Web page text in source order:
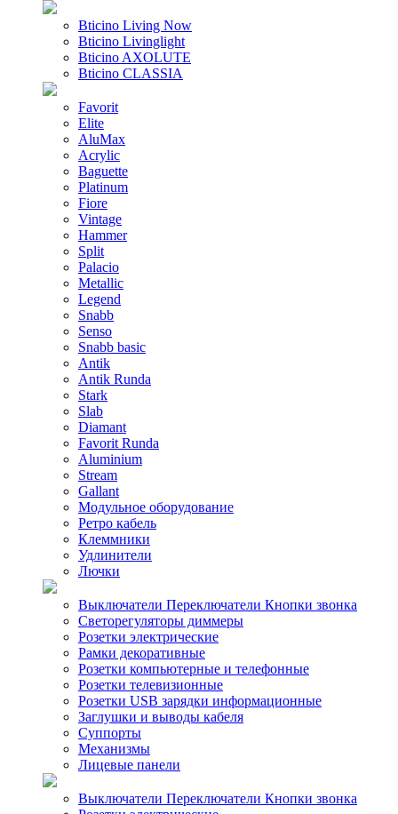
Bticino Living Now
Bticino Livinglight
Bticino AXOLUTE
Bticino CLASSIA
Favorit
Elite
AluMax
Acrylic
Baguette
Platinum
Fiore
Vintage
Hammer
Split
Palacio
Metallic
Legend
Snabb
Senso
Snabb basic
Antik
Antik Runda
Stark
Slab
Diamant
Favorit Runda
Aluminium
Stream
Gallant
Модульное оборудование
Ретро кабель
Клеммники
Удлинители
Лючки
Выключатели Переключатели Кнопки звонка
Светорегуляторы диммеры
Розетки электрические
Рамки декоративные
Розетки компьютерные и телефонные
Розетки телевизионные
Розетки USB зарядки информационные
Заглушки и выводы кабеля
Суппорты
Механизмы
Лицевые панели
Выключатели Переключатели Кнопки звонка